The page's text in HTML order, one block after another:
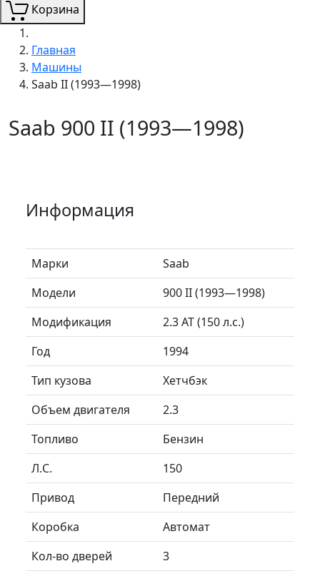
Корзина
Главная
Машины
Saab II (1993—1998)
Saab 900 II (1993—1998)
Информация
Марки
Saab
Модели
900 II (1993—1998)
Модификация
2.3 AT (150 л.с.)
Год
1994
Тип кузова
Хетчбэк
Объем двигателя
2.3
Топливо
Бензин
Л.C.
150
Привод
Передний
Коробка
Автомат
Кол-во дверей
3